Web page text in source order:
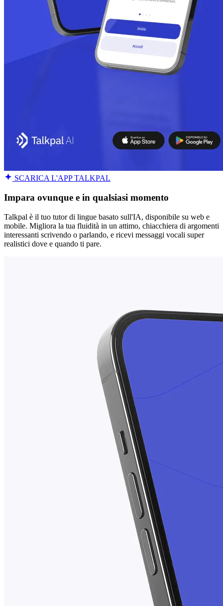
SCARICA L'APP TALKPAL
Impara ovunque e in qualsiasi momento
Talkpal è il tuo tutor di lingue basato sull'IA, disponibile su web e
mobile. Migliora la tua fluidità in un attimo, chiacchiera di argomenti
interessanti scrivendo o parlando, e ricevi messaggi vocali super
realistici dove e quando ti pare.